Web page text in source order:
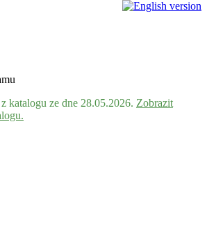
katalogu ze dne 28.05.2026. Zobrazit